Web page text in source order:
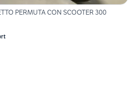
PERMUTA CON SCOOTER 300